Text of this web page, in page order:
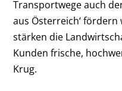
Transportwege auch
aus Österreich‘
stärken die
Kunden frische,
Krug.